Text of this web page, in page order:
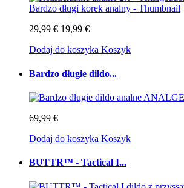
29,99 € 19,99 €
Dodaj do koszyka Koszyk
Bardzo długie dildo...
69,99 €
Dodaj do koszyka Koszyk
BUTTR™ - Tactical I...